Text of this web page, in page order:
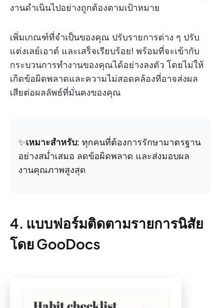
งานดำเนินไปอย่างถูกต้องตามเป้าหมาย
เพิ่มเกณฑ์ที่จำเป็นของคุณ ปรับรายการต่าง ๆ ปรับ
แต่งเลย์เอาต์ และเสร็จเรียบร้อย! พร้อมที่จะเข้ากับ
กระบวนการทำงานของคุณได้อย่างลงตัว โดยไม่ให้
เกิดข้อผิดพลาดและความไม่สอดคล้องที่อาจส่งผล
เสียต่อผลลัพธ์ที่มั่นคงของคุณ
✨เหมาะสำหรับ: ทุกคนที่ต้องการรักษามาตรฐาน
อย่างสม่ำเสมอ ลดข้อผิดพลาด และส่งมอบผล
งานคุณภาพสูงสุด
4. แบบฟอร์มติดตามรายการนิสัย
โดย GooDocs